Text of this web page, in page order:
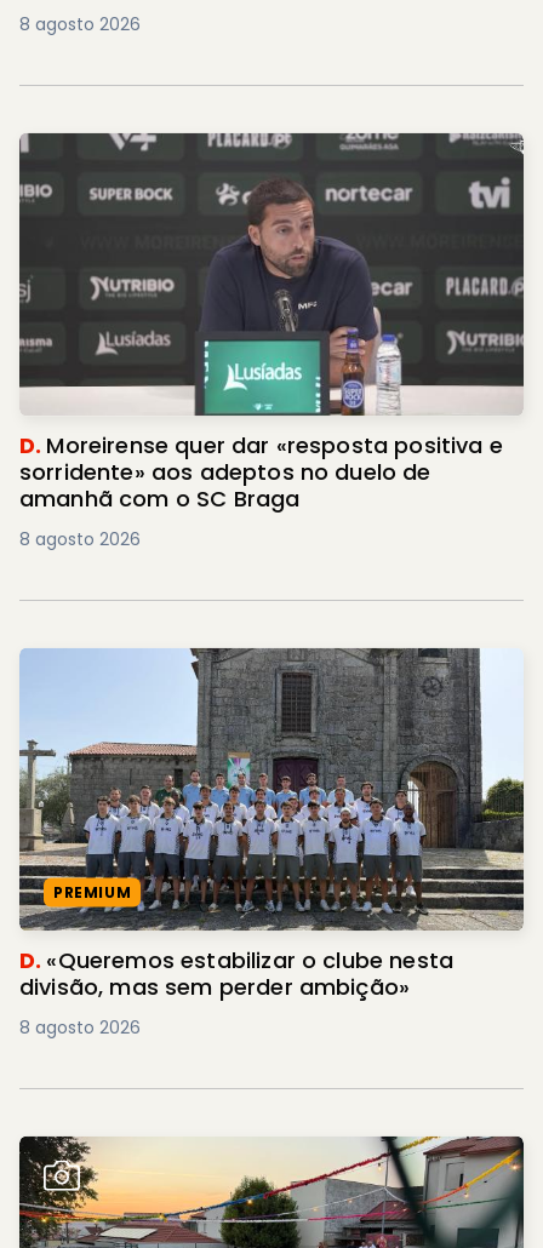
8 agosto 2026
D. Moreirense quer dar «resposta positiva e
sorridente» aos adeptos no duelo de
amanhã com o SC Braga
8 agosto 2026
PREMIUM
D. «Queremos estabilizar o clube nesta
divisão, mas sem perder ambição»
8 agosto 2026